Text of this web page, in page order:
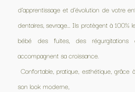
d’apprentissage et d’évolution de votre
dentaires, sevrage... Ils protègent à
bébé des fuites, des
accompagnent sa croissance.
Confortable, pratique, esthétique,
son look moderne,